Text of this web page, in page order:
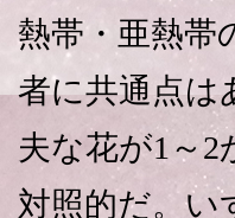
熱帯・亜熱帯
者に共通点は
夫な花が1～
対照的だ。い